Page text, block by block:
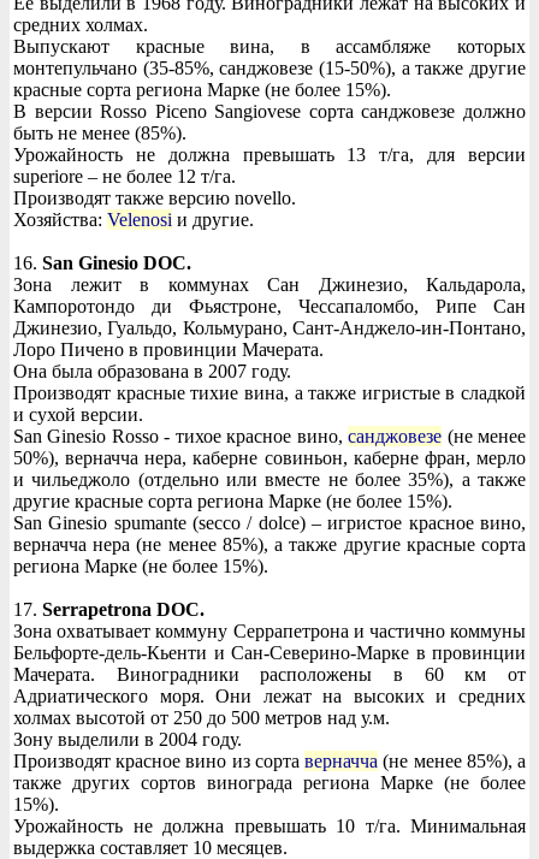
средних холмах.
Выпускают красные вина, в ассамбляже которых
монтепульчано (35-85%, санджовезе (15-50%), а также другие
красные сорта региона Марке (не более 15%).
В версии Rosso Piceno Sangiovese сорта санджовезе должно
быть не менее (85%).
Урожайность не должна превышать 13 т/га, для версии
superiore – не более 12 т/га.
Производят также версию novello.
Хозяйства: Velenosi и другие.
16. San Ginesio DOC.
Зона лежит в коммунах Сан Джинезио, Кальдарола,
Кампоротондо ди Фьястроне, Чессапаломбо, Рипе Сан
Джинезио, Гуальдо, Кольмурано, Сант-Анджело-ин-Понтано,
Лоро Пичено в провинции Мачерата.
Она была образована в 2007 году.
Производят красные тихие вина, а также игристые в сладкой
и сухой версии.
San Ginesio Rosso - тихое красное вино,санджовезе (не менее
50%), верначча нера, каберне совиньон, каберне фран, мерло
и чильеджоло (отдельно или вместе не более 35%), а также
другие красные сорта региона Марке (не более 15%).
San Ginesio spumante (secco / dolce) – игристое красное вино,
верначча нера (не менее 85%), а также другие красные сорта
региона Марке (не более 15%).
17. Serrapetrona DOC.
Зона охватывает коммуну Серрапетрона и частично коммуны
Бельфорте-дель-Кьенти и Сан-Северино-Марке в провинции
Мачерата. Виноградники расположены в 60 км от
Адриатического моря. Они лежат на высоких и средних
холмах высотой от 250 до 500 метров над у.м.
Зону выделили в 2004 году.
Производят красное вино из сортаверначча (не менее 85%), а
также других сортов винограда региона Марке (не более
15%).
Урожайность не должна превышать 10 т/га. Минимальная
выдержка составляет 10 месяцев.